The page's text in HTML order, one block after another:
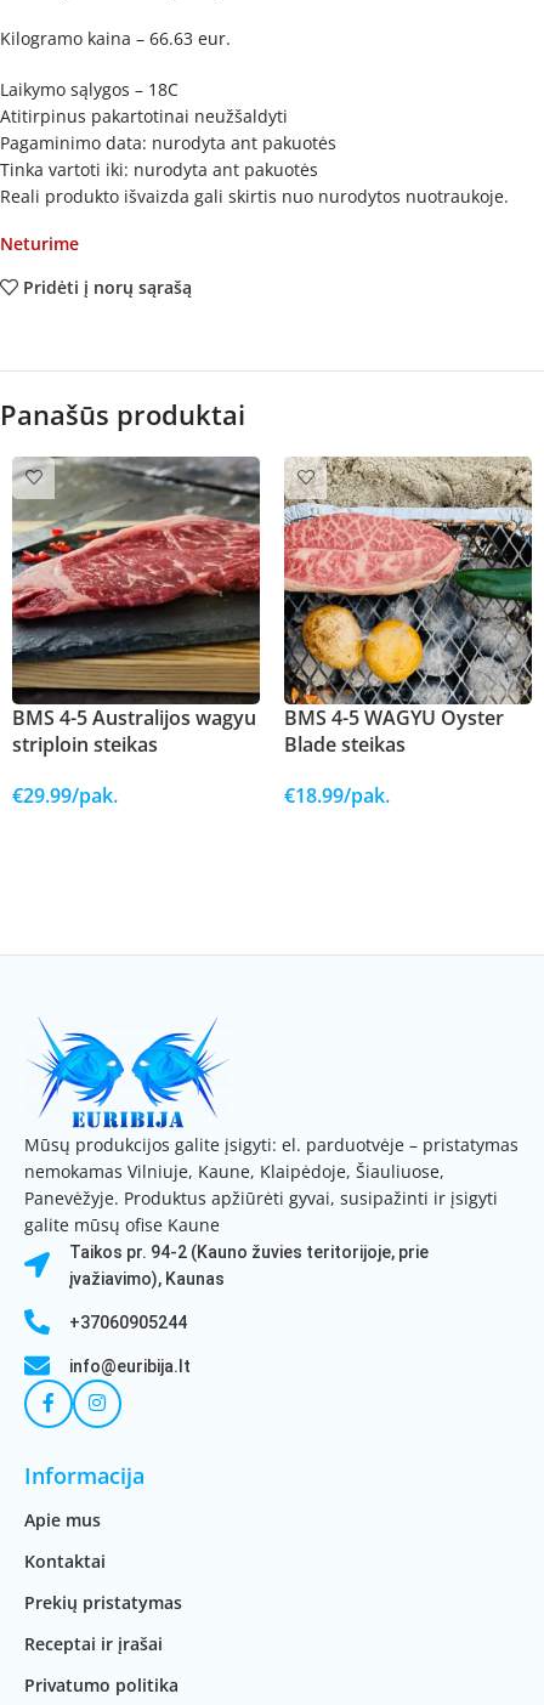
Kilogramo kaina – 66.63 eur.
Laikymo sąlygos – 18C
Atitirpinus pakartotinai neužšaldyti
Pagaminimo data: nurodyta ant pakuotės
Tinka vartoti iki: nurodyta ant pakuotės
Reali produkto išvaizda gali skirtis nuo nurodytos nuotraukoje.
Neturime
Pridėti į norų sąrašą
Panašūs produktai
BMS 4-5 Australijos wagyu
striploin steikas
€29.99/pak.
BMS 4-5 WAGYU Oyster
Blade steikas
€18.99/pak.
Mūsų produkcijos galite įsigyti: el. parduotvėje – pristatymas
nemokamas Vilniuje, Kaune, Klaipėdoje, Šiauliuose,
Panevėžyje. Produktus apžiūrėti gyvai, susipažinti ir įsigyti
galite mūsų ofise Kaune
Taikos pr. 94-2 (Kauno žuvies teritorijoje, prie
įvažiavimo), Kaunas
+37060905244
info@euribija.lt
Informacija
Apie mus
Kontaktai
Prekių pristatymas
Receptai ir įrašai
Privatumo politika